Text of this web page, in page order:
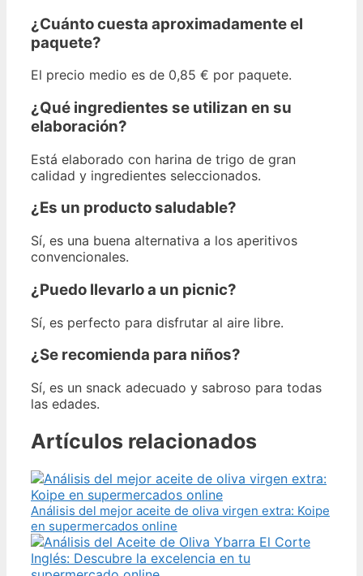
¿Cuánto cuesta aproximadamente el
paquete?
El precio medio es de 0,85 € por paquete.
¿Qué ingredientes se utilizan en su
elaboración?
Está elaborado con harina de trigo de gran
calidad y ingredientes seleccionados.
¿Es un producto saludable?
Sí, es una buena alternativa a los aperitivos
convencionales.
¿Puedo llevarlo a un picnic?
Sí, es perfecto para disfrutar al aire libre.
¿Se recomienda para niños?
Sí, es un snack adecuado y sabroso para todas
las edades.
Artículos relacionados
Análisis del mejor aceite de oliva virgen extra: Koipe
en supermercados online